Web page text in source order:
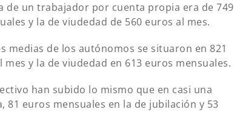
de un trabajador por cuenta propia era de 749
y la de viudedad de 560 euros al mes.
medias de los autónomos se situaron en 821
y la de viudedad en 613 euros mensuales.
han subido lo mismo que en casi una
81 euros mensuales en la de jubilación y 53